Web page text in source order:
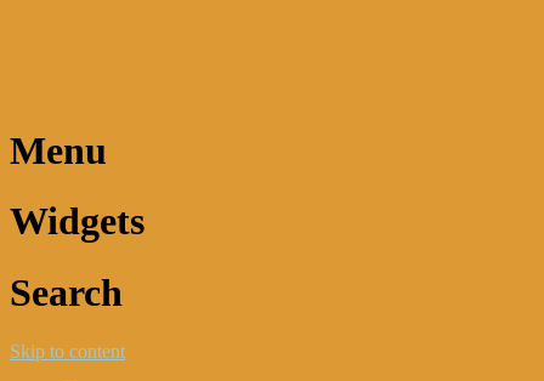
Menu
Widgets
Search
Skip to content